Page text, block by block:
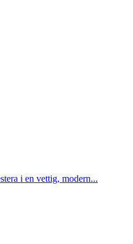
i en vettig, modern...